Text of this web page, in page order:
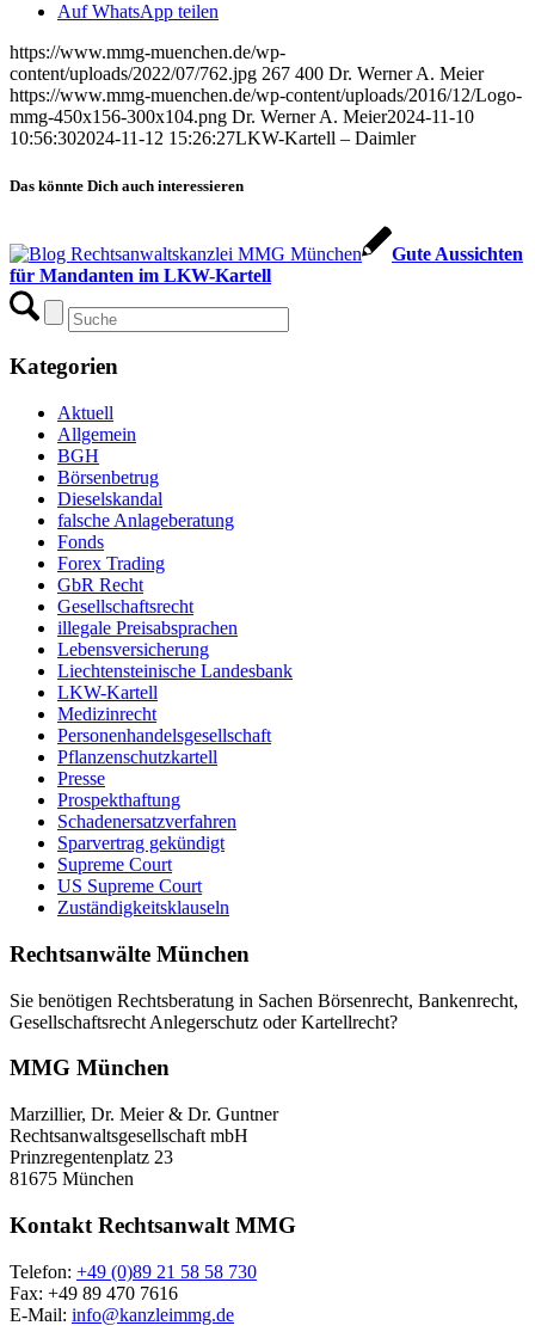
Auf WhatsApp teilen
https://www.mmg-muenchen.de/wp-
content/uploads/2022/07/762.jpg 267 400 Dr. Werner A. Meier
https://www.mmg-muenchen.de/wp-content/uploads/2016/12/Logo-
mmg-450x156-300x104.png Dr. Werner A. Meier2024-11-10
10:56:302024-11-12 15:26:27LKW-Kartell – Daimler
Das könnte Dich auch interessieren
Gute Aussichten
für Mandanten im LKW-Kartell
Kategorien
Aktuell
Allgemein
BGH
Börsenbetrug
Dieselskandal
falsche Anlageberatung
Fonds
Forex Trading
GbR Recht
Gesellschaftsrecht
illegale Preisabsprachen
Lebensversicherung
Liechtensteinische Landesbank
LKW-Kartell
Medizinrecht
Personenhandelsgesellschaft
Pflanzenschutzkartell
Presse
Prospekthaftung
Schadenersatzverfahren
Sparvertrag gekündigt
Supreme Court
US Supreme Court
Zuständigkeitsklauseln
Rechtsanwälte München
Sie benötigen Rechtsberatung in Sachen Börsenrecht, Bankenrecht,
Gesellschaftsrecht Anlegerschutz oder Kartellrecht?
MMG München
Marzillier, Dr. Meier & Dr. Guntner
Rechtsanwaltsgesellschaft mbH
Prinzregentenplatz 23
81675 München
Kontakt Rechtsanwalt MMG
Telefon: +49 (0)89 21 58 58 730
Fax: +49 89 470 7616
E-Mail: info@kanzleimmg.de